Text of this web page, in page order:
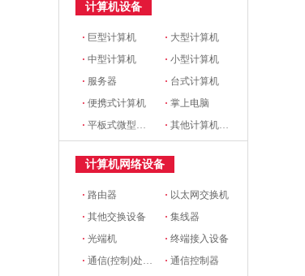
计算机设备
· 巨型计算机 · 大型计算机
·中型计算机 ·小型计算机
· 服务器 · 台式计算机
·便携式计算机 ·掌上电脑
·平板式微型计算机 ·其他计算机设备
计算机网络设备
· 路由器 · 以太网交换机
·其他交换设备 ·集线器
·光端机 ·终端接入设备
·通信(控制)处理机 ·通信控制器